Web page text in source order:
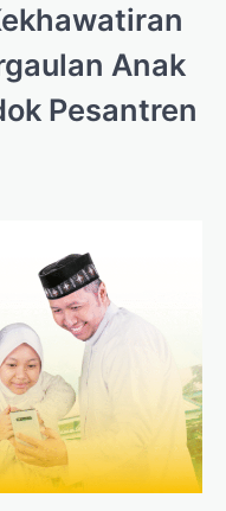
Anak
Pesantren